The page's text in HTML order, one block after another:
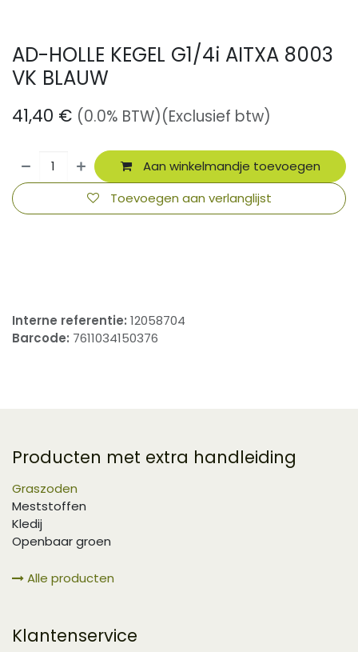
AD-HOLLE KEGEL G1/4i AITXA 8003
VK BLAUW
41,40 € (0.0% BTW)(Exclusief btw)
Aan winkelmandje toevoegen
Toevoegen aan verlanglijst
Interne referentie: 12058704
Barcode: 7611034150376
Producten met extra handleiding
Graszoden
Meststoffen
Kledij
Openbaar groen
Alle producten
Klantenservice